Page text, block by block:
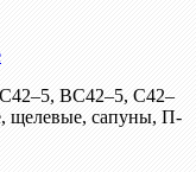
ВС42–5, С42–
щелевые, сапуны, П-